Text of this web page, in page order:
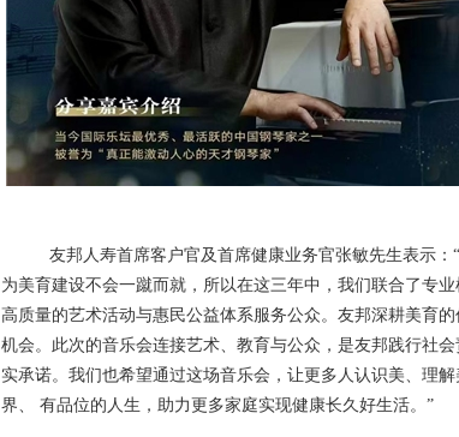
友邦人寿首席客户官及首席健康业务官张敏先生表示：
为美育建设不会一蹴而就，所以在这三年中，我们联合了专
高质量的艺术活动与惠民公益体系服务公众。友邦深耕美育
机会。此次的音乐会连接艺术、教育与公众，是友邦践行社
实承诺。我们也希望通过这场音乐会，让更多人认识美、理
界、 有品位的人生，助力更多家庭实现健康长久好生活。”